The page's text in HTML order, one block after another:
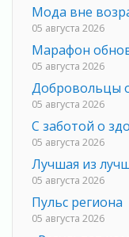
Мода вне
05 августа 2026
Марафон
05 августа 2026
Добровольцы
05 августа 2026
С заботой о
05 августа 2026
Лучшая из
05 августа 2026
Пульс региона
05 августа 2026